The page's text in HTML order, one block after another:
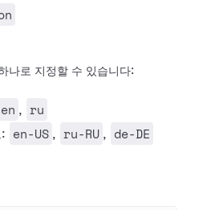
나로 지정할 수 있습니다:
en , ru
en-US , ru-RU , de-DE